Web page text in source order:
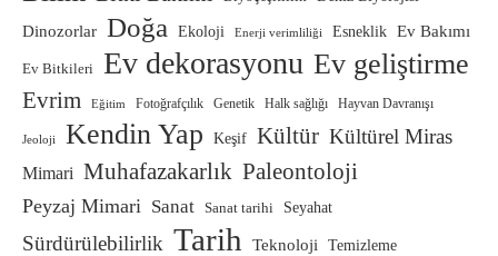
Dinozorlar Doğa Ekoloji Enerji verimliliği Esneklik Ev Bakımı
Ev Bitkileri Ev dekorasyonu Ev geliştirme
Evrim Eğitim Fotoğrafçılık Genetik Halk sağlığı Hayvan Davranışı
Jeoloji Kendin Yap Keşif Kültür Kültürel Miras
Mimari Muhafazakarlık Paleontoloji
Peyzaj Mimari Sanat Sanat tarihi Seyahat
Sürdürülebilirlik Tarih Teknoloji Temizleme